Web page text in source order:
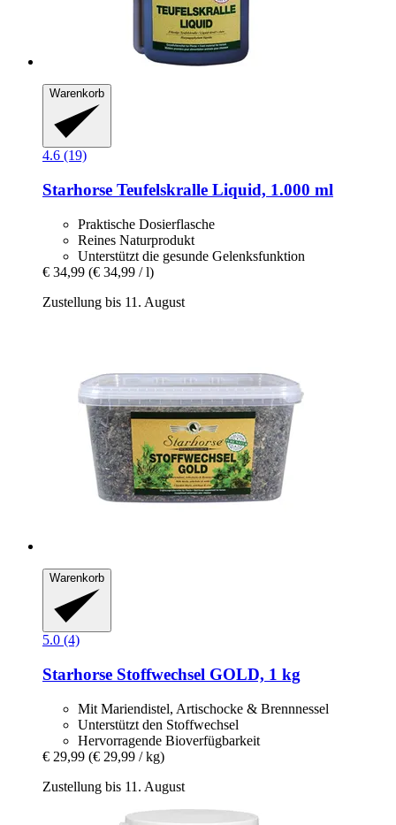
Warenkorb
4.6 (19)
Starhorse Teufelskralle Liquid, 1.000 ml
Praktische Dosierflasche
Reines Naturprodukt
Unterstützt die gesunde Gelenksfunktion
€ 34,99 (€ 34,99 / l)
Zustellung bis 11. August
Warenkorb
5.0 (4)
Starhorse Stoffwechsel GOLD, 1 kg
Mit Mariendistel, Artischocke & Brennnessel
Unterstützt den Stoffwechsel
Hervorragende Bioverfügbarkeit
€ 29,99 (€ 29,99 / kg)
Zustellung bis 11. August